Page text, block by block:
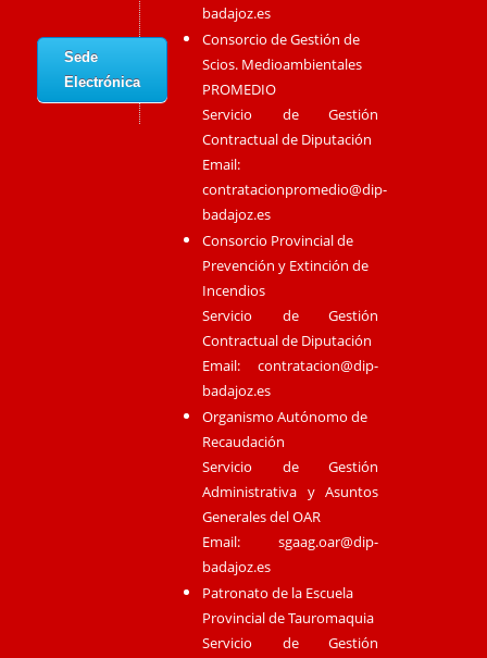
Sede
Electrónica
badajoz.es
Consorcio de Gestión de
Scios. Medioambientales
PROMEDIO
Servicio de Gestión
Contractual de Diputación
Email:
contratacionpromedio@dip-
badajoz.es
Consorcio Provincial de
Prevención y Extinción de
Incendios
Servicio de Gestión
Contractual de Diputación
Email:contratacion@dip-
badajoz.es
Organismo Autónomo de
Recaudación
Servicio de Gestión
Administrativa y Asuntos
Generales del OAR
Email:sgaag.oar@dip-
badajoz.es
Patronato de la Escuela
Provincial de Tauromaquia
Servicio de Gestión